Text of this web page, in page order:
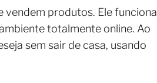
produtos. Ele funciona
totalmente online. Ao
sem sair de casa, usando